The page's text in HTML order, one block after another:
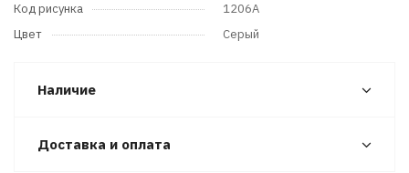
Код рисунка
1206A
Цвет
Серый
Наличие
Доставка и оплата